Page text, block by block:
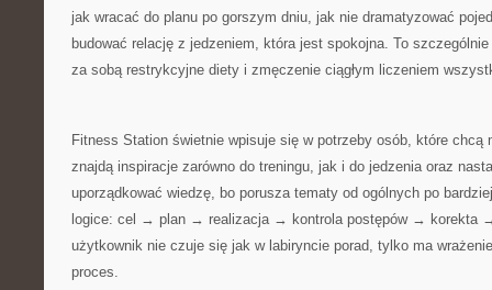
jak wracać do planu po gorszym dniu, jak nie dramatyzować
budować relację z jedzeniem, która jest spokojna. To
za sobą restrykcyjne diety i zmęczenie ciągłym liczeniem
Fitness Station świetnie wpisuje się w potrzeby osób, które chcą
znajdą inspiracje zarówno do treningu, jak i do jedzenia oraz
uporządkować wiedzę, bo porusza tematy od ogólnych po
logice: cel → plan → realizacja → kontrola postępów → korekta
użytkownik nie czuje się jak w labiryncie porad, tylko ma
proces.